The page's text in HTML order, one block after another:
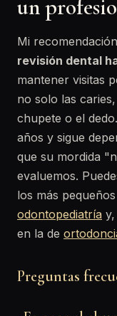
un
Mi
revisión dental
mantener visitas
no solo las
chupete o el
años y sigue
que su mordida
evaluemos.
los más
odontopediatría
en la de
Preguntas